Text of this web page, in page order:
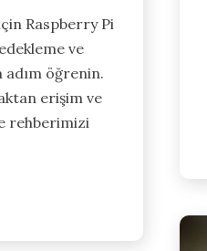
Raspberry Pi
ve
adım öğrenin.
erişim ve
rehberimizi